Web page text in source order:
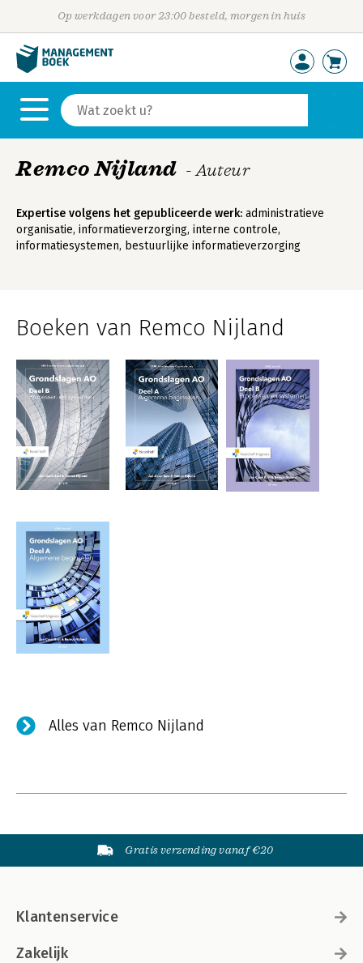
Op werkdagen voor 23:00 besteld, morgen in huis
Remco Nijland - Auteur
Expertise volgens het gepubliceerde werk: administratieve
organisatie, informatieverzorging, interne controle,
informatiesystemen, bestuurlijke informatieverzorging
Boeken van Remco Nijland
Alles van Remco Nijland
Gratis verzending vanaf €20
Klantenservice
Zakelijk